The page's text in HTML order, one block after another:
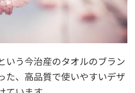
いう今治産のタオルのブラン
た、高品質で使いやすいデザ